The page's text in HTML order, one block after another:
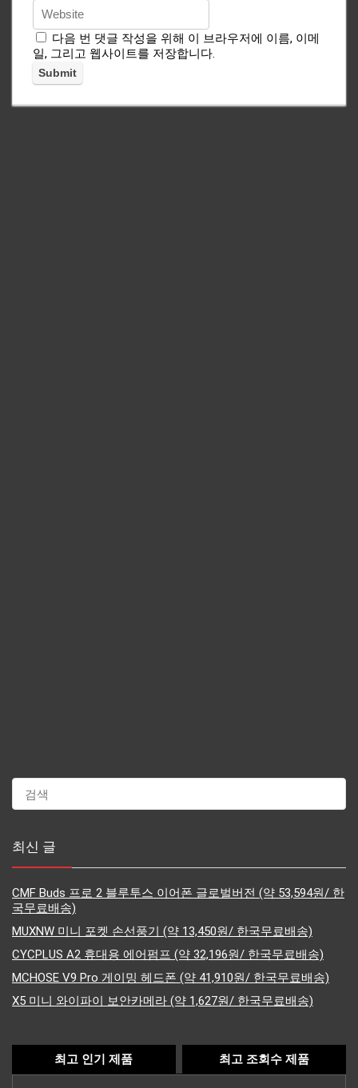
다음 번 댓글 작성을 위해 이 브라우저에 이름, 이메
일, 그리고 웹사이트를 저장합니다.
최신 글
CMF Buds 프로 2 블루투스 이어폰 글로벌버전 (약 53,594원/ 한
국무료배송)
MUXNW 미니 포켓 손선풍기 (약 13,450원/ 한국무료배송)
CYCPLUS A2 휴대용 에어펌프 (약 32,196원/ 한국무료배송)
MCHOSE V9 Pro 게이밍 헤드폰 (약 41,910원/ 한국무료배송)
X5 미니 와이파이 보안카메라 (약 1,627원/ 한국무료배송)
최고 인기 제품 최고 조회수 제품